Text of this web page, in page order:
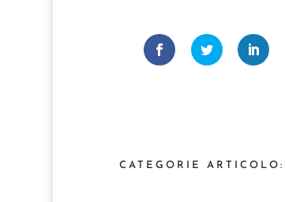
CATEGORIE ARTICOLO: